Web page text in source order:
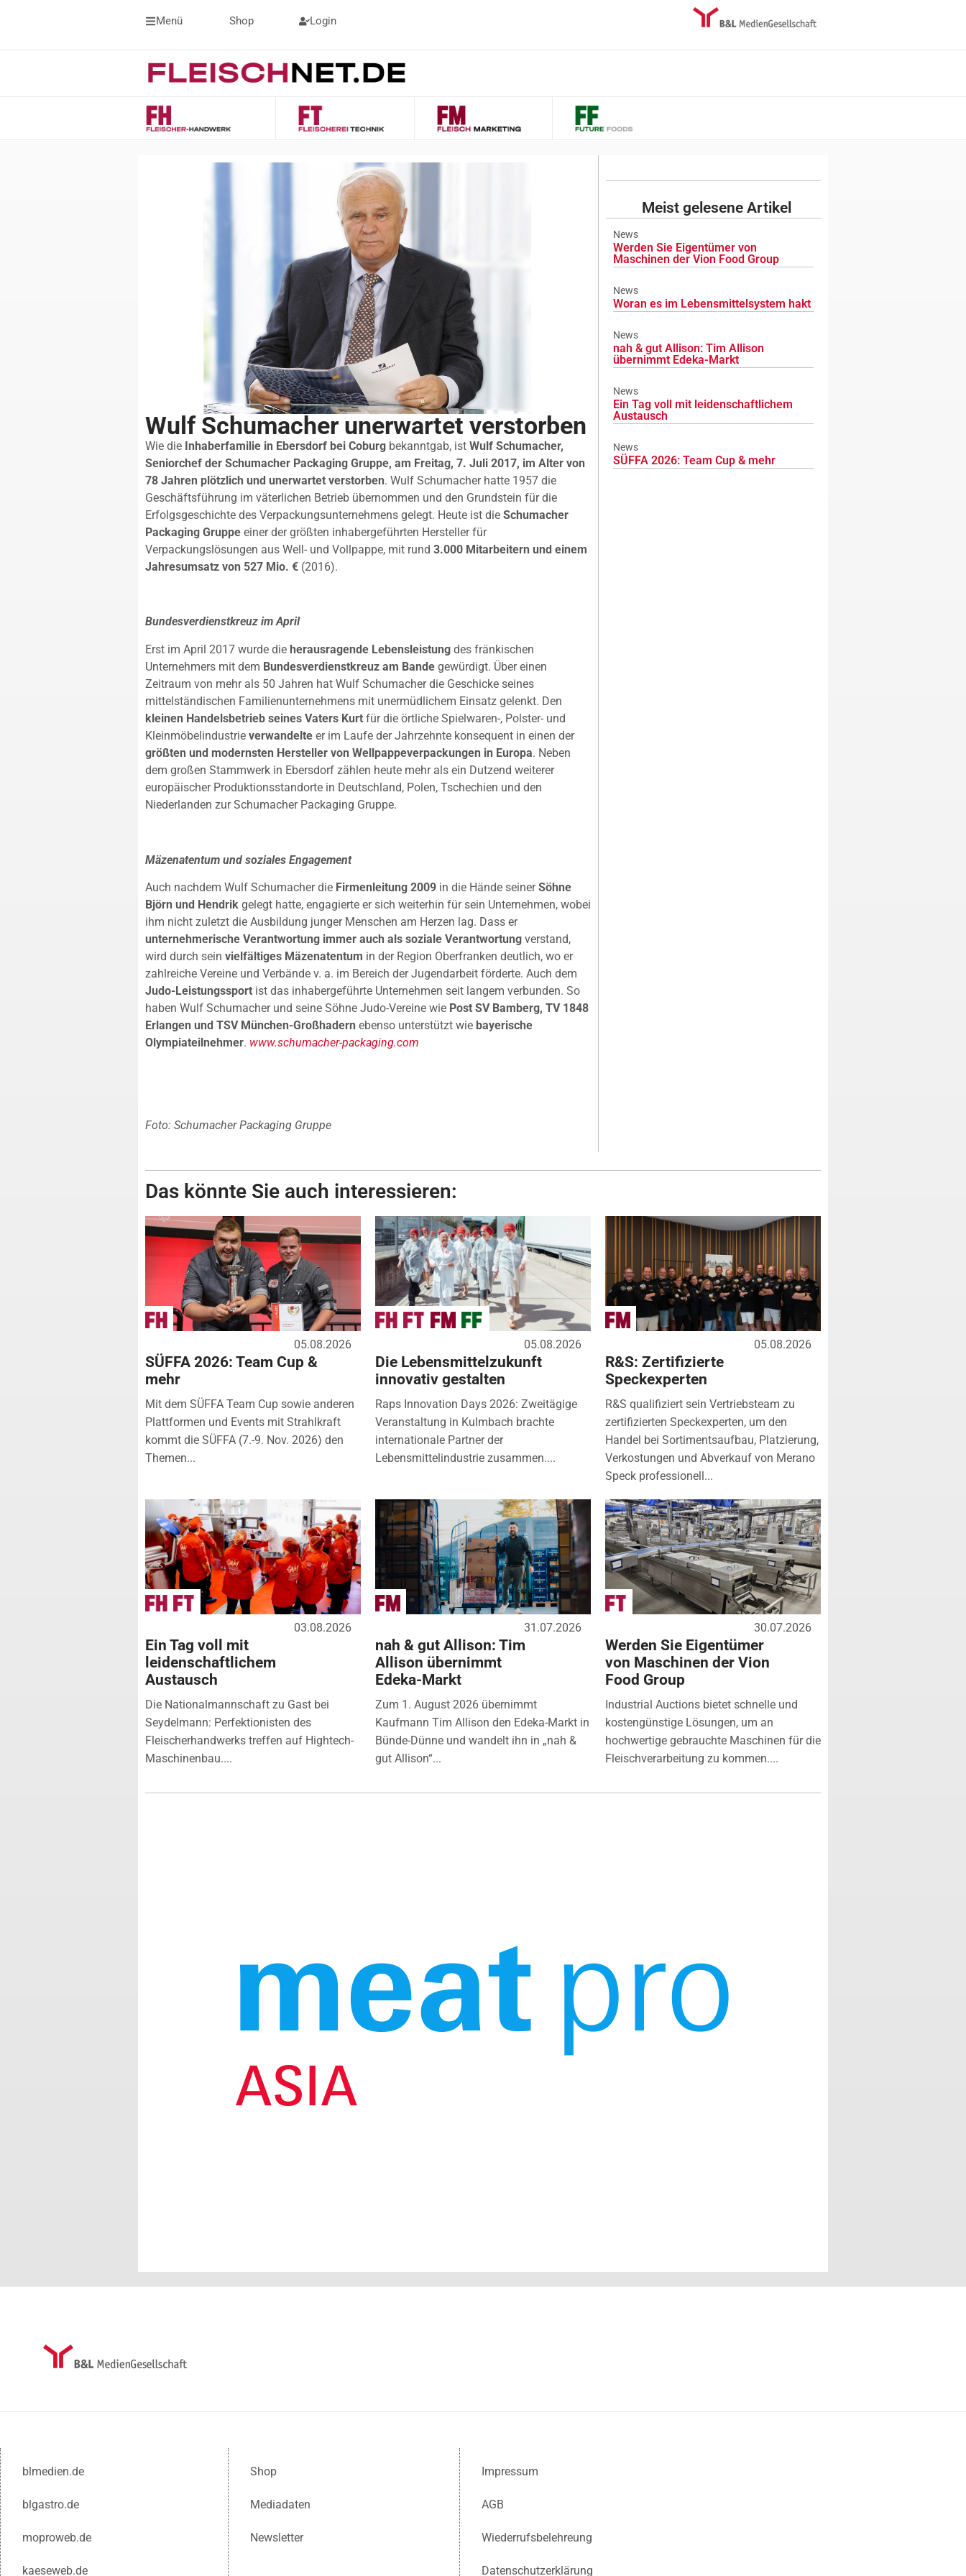
Menü Shop Login
Wulf Schumacher unerwartet verstorben
Wie die Inhaberfamilie in Ebersdorf bei Coburg bekanntgab, ist Wulf Schumacher,
Seniorchef der Schumacher Packaging Gruppe, am Freitag, 7. Juli 2017, im Alter von
78 Jahren plötzlich und unerwartet verstorben. Wulf Schumacher hatte 1957 die
Geschäftsführung im väterlichen Betrieb übernommen und den Grundstein für die
Erfolgsgeschichte des Verpackungsunternehmens gelegt. Heute ist die Schumacher
Packaging Gruppe einer der größten inhabergeführten Hersteller für
Verpackungslösungen aus Well- und Vollpappe, mit rund 3.000 Mitarbeitern und einem
Jahresumsatz von 527 Mio. € (2016).
Bundesverdienstkreuz im April
Erst im April 2017 wurde die herausragende Lebensleistung des fränkischen
Unternehmers mit dem Bundesverdienstkreuz am Bande gewürdigt. Über einen
Zeitraum von mehr als 50 Jahren hat Wulf Schumacher die Geschicke seines
mittelständischen Familienunternehmens mit unermüdlichem Einsatz gelenkt. Den
kleinen Handelsbetrieb seines Vaters Kurt für die örtliche Spielwaren-, Polster- und
Kleinmöbelindustrie verwandelte er im Laufe der Jahrzehnte konsequent in einen der
größten und modernsten Hersteller von Wellpappeverpackungen in Europa. Neben
dem großen Stammwerk in Ebersdorf zählen heute mehr als ein Dutzend weiterer
europäischer Produktionsstandorte in Deutschland, Polen, Tschechien und den
Niederlanden zur Schumacher Packaging Gruppe.
Mäzenatentum und soziales Engagement
Auch nachdem Wulf Schumacher die Firmenleitung 2009 in die Hände seinerSöhne
Björn und Hendrik gelegt hatte, engagierte er sich weiterhin für sein Unternehmen, wobei
ihm nicht zuletzt die Ausbildung junger Menschen am Herzen lag. Dass er
unternehmerische Verantwortung immer auch als soziale Verantwortung verstand,
wird durch sein vielfältiges Mäzenatentum in der Region Oberfranken deutlich, wo er
zahlreiche Vereine und Verbände v. a. im Bereich der Jugendarbeit förderte. Auch dem
Judo-Leistungssport ist das inhabergeführte Unternehmen seit langem verbunden. So
haben Wulf Schumacher und seine Söhne Judo-Vereine wie Post SV Bamberg, TV 1848
Erlangen und TSV München-Großhadern ebenso unterstützt wie bayerische
Olympiateilnehmer. www.schumacher-packaging.com
Foto: Schumacher Packaging Gruppe
Meist gelesene Artikel
News
Werden Sie Eigentümer von
Maschinen der Vion Food Group
News
Woran es im Lebensmittelsystem hakt
News
nah & gut Allison: Tim Allison
übernimmt Edeka-Markt
News
Ein Tag voll mit leidenschaftlichem
Austausch
News
SÜFFA 2026: Team Cup & mehr
Das könnte Sie auch interessieren:
05.08.2026
SÜFFA 2026: Team Cup &
mehr
Mit dem SÜFFA Team Cup sowie anderen
Plattformen und Events mit Strahlkraft
kommt die SÜFFA (7.-9. Nov. 2026) den
Themen...
05.08.2026
Die Lebensmittelzukunft
innovativ gestalten
Raps Innovation Days 2026: Zweitägige
Veranstaltung in Kulmbach brachte
internationale Partner der
Lebensmittelindustrie zusammen....
05.08.2026
R&S: Zertifizierte
Speckexperten
R&S qualifiziert sein Vertriebsteam zu
zertifizierten Speckexperten, um den
Handel bei Sortimentsaufbau, Platzierung,
Verkostungen und Abverkauf von Merano
Speck professionell...
03.08.2026
Ein Tag voll mit
leidenschaftlichem
Austausch
Die Nationalmannschaft zu Gast bei
Seydelmann: Perfektionisten des
Fleischerhandwerks treffen auf Hightech-
Maschinenbau....
31.07.2026
nah & gut Allison: Tim
Allison übernimmt
Edeka-Markt
Zum 1. August 2026 übernimmt
Kaufmann Tim Allison den Edeka-Markt in
Bünde-Dünne und wandelt ihn in „nah &
gut Allison“...
30.07.2026
Werden Sie Eigentümer
von Maschinen der Vion
Food Group
Industrial Auctions bietet schnelle und
kostengünstige Lösungen, um an
hochwertige gebrauchte Maschinen für die
Fleischverarbeitung zu kommen....
blmedien.de
blgastro.de
moproweb.de
kaeseweb.de
Shop
Mediadaten
Newsletter
Impressum
AGB
Wiederrufsbelehreung
Datenschutzerklärung